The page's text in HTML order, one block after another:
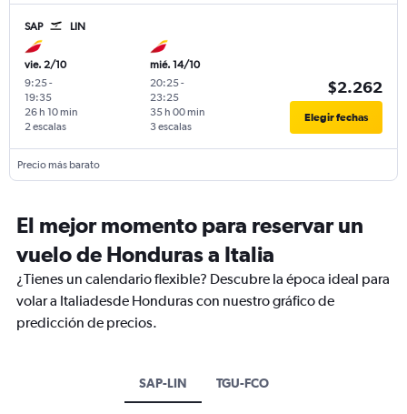
SAP LIN
vie. 2/10
9:25-
19:35
2 escalas
26 h 10 min
mié. 14/10
20:25-
23:25
3 escalas
35 h 00 min
$2.262
Elegir fechas
Precio más barato
El mejor momento para reservar un
vuelo de Honduras a Italia
¿Tienes un calendario flexible? Descubre la época ideal para
volar a Italiadesde Honduras con nuestro gráfico de
predicción de precios.
SAP-LIN TGU-FCO